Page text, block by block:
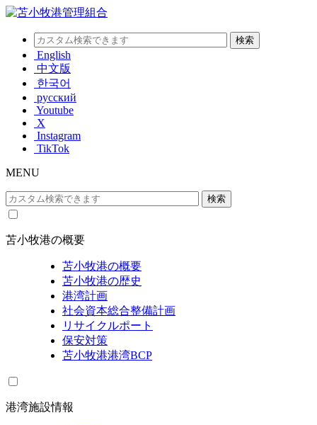
English
中文版
한국어
русский
Youtube
X
Instagram
TikTok
MENU
苫小牧港の概要
苫小牧港の概要
苫小牧港の歴史
港湾計画
社会資本総合整備計画
リサイクルポート
保安対策
苫小牧港港湾BCP
港湾施設情報